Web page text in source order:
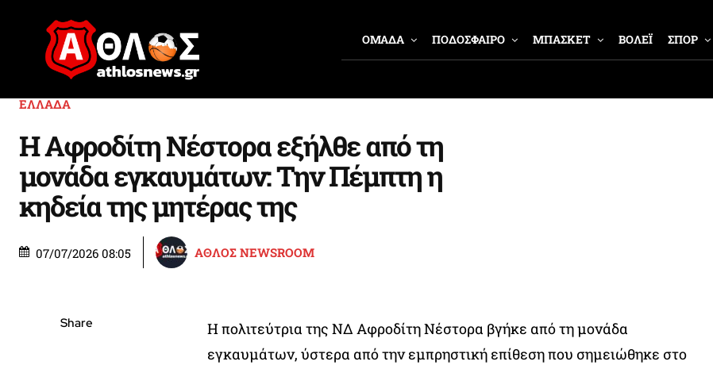
ΟΜΑΔΑ ΠΟΔΟΣΦΑΙΡΟ ΜΠΑΣΚΕΤ ΒΟΛΕΪ ΣΠΟΡ
ΕΛΛΑΔΑ
Η Αφροδίτη Νέστορα εξήλθε από τη
μονάδα εγκαυμάτων: Την Πέμπτη η
κηδεία της μητέρας της
07/07/2026 08:05 ΑΘΛΟΣ NEWSROOM
Share
Η πολιτεύτρια της ΝΔ Αφροδίτη Νέστορα βγήκε από τη μονάδα
εγκαυμάτων, ύστερα από την εμπρηστική επίθεση που σημειώθηκε στο